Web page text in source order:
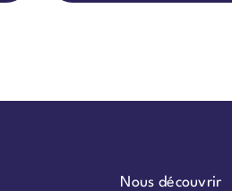
Nous découvrir